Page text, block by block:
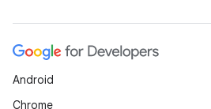
Android
Chrome